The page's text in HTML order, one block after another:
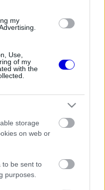
my
Use,
of my
with the
storage
on web or
to be sent to
purposes.
:DD. Super
ÖSSZES
teljesen új